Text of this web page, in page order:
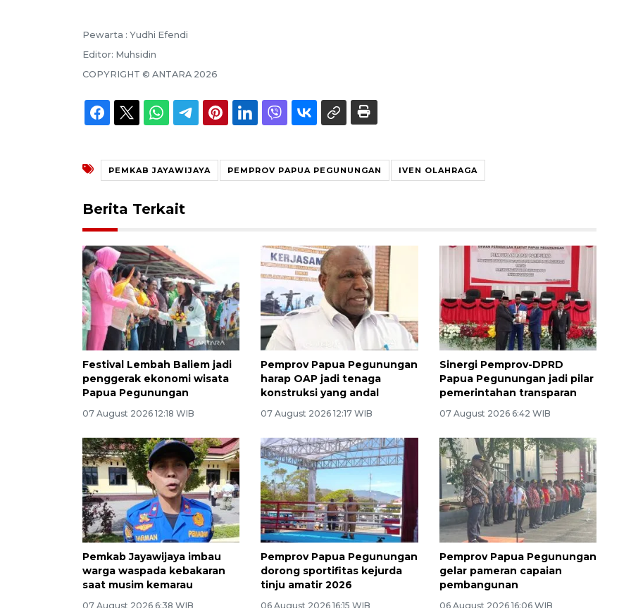
Pewarta : Yudhi Efendi
Editor: Muhsidin
COPYRIGHT © ANTARA 2026
PEMKAB JAYAWIJAYA PEMPROV PAPUA PEGUNUNGAN IVEN OLAHRAGA
Berita Terkait
Festival Lembah Baliem jadi
penggerak ekonomi wisata
Papua Pegunungan
07 August 2026 12:18 WIB
Pemprov Papua Pegunungan
harap OAP jadi tenaga
konstruksi yang andal
07 August 2026 12:17 WIB
Sinergi Pemprov-DPRD
Papua Pegunungan jadi pilar
pemerintahan transparan
07 August 2026 6:42 WIB
Pemkab Jayawijaya imbau
warga waspada kebakaran
saat musim kemarau
07 August 2026 6:38 WIB
Pemprov Papua Pegunungan
dorong sportifitas kejurda
tinju amatir 2026
06 August 2026 16:15 WIB
Pemprov Papua Pegunungan
gelar pameran capaian
pembangunan
06 August 2026 16:06 WIB